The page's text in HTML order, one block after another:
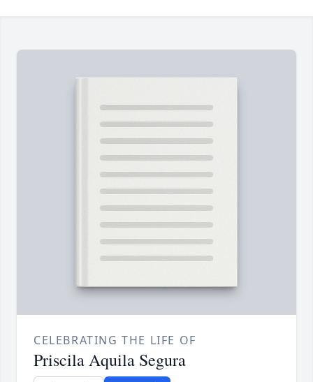
CELEBRATING THE LIFE OF
Priscila Aquila Segura